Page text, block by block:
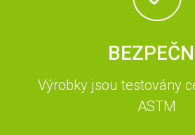
Výrobky jsou testovány
ASTM